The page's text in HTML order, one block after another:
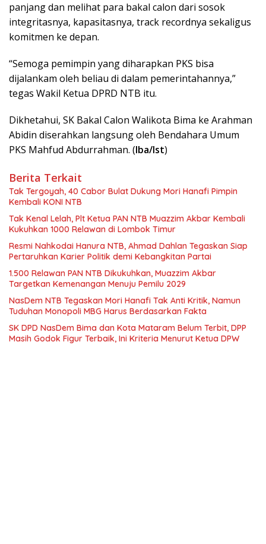
panjang dan melihat para bakal calon dari sosok
integritasnya, kapasitasnya, track recordnya sekaligus
komitmen ke depan.
“Semoga pemimpin yang diharapkan PKS bisa
dijalankam oleh beliau di dalam pemerintahannya,”
tegas Wakil Ketua DPRD NTB itu.
Dikhetahui, SK Bakal Calon Walikota Bima ke Arahman
Abidin diserahkan langsung oleh Bendahara Umum
PKS Mahfud Abdurrahman. (Iba/Ist)
Berita Terkait
Tak Tergoyah, 40 Cabor Bulat Dukung Mori Hanafi Pimpin
Kembali KONI NTB
Tak Kenal Lelah, Plt Ketua PAN NTB Muazzim Akbar Kembali
Kukuhkan 1000 Relawan di Lombok Timur
Resmi Nahkodai Hanura NTB, Ahmad Dahlan Tegaskan Siap
Pertaruhkan Karier Politik demi Kebangkitan Partai
1.500 Relawan PAN NTB Dikukuhkan, Muazzim Akbar
Targetkan Kemenangan Menuju Pemilu 2029
NasDem NTB Tegaskan Mori Hanafi Tak Anti Kritik, Namun
Tuduhan Monopoli MBG Harus Berdasarkan Fakta
SK DPD NasDem Bima dan Kota Mataram Belum Terbit, DPP
Masih Godok Figur Terbaik, Ini Kriteria Menurut Ketua DPW